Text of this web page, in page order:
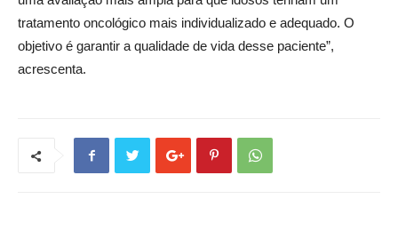
tratamento oncológico mais individualizado e adequado. O
objetivo é garantir a qualidade de vida desse paciente”,
acrescenta.